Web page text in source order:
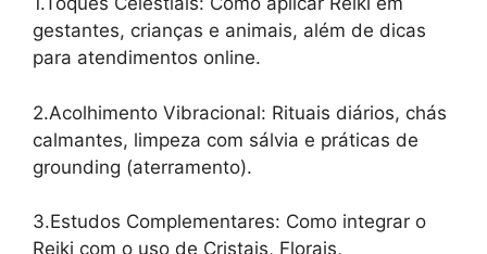
gestantes, crianças e animais, além de dicas
para atendimentos online.
2.Acolhimento Vibracional: Rituais diários, chás
calmantes, limpeza com sálvia e práticas de
grounding (aterramento).
3.Estudos Complementares: Como integrar o
Reiki com o uso de Cristais, Florais,